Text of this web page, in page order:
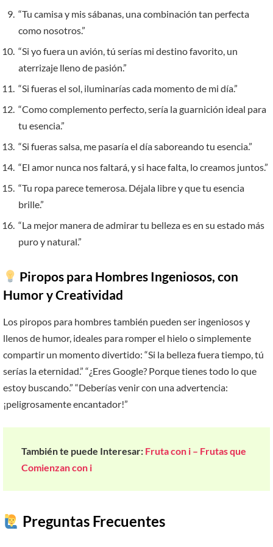
“Tu camisa y mis sábanas, una combinación tan perfecta
como nosotros.”
“Si yo fuera un avión, tú serías mi destino favorito, un
aterrizaje lleno de pasión.”
“Si fueras el sol, iluminarías cada momento de mi día.”
“Como complemento perfecto, sería la guarnición ideal para
tu esencia.”
“Si fueras salsa, me pasaría el día saboreando tu esencia.”
“El amor nunca nos faltará, y si hace falta, lo creamos juntos.”
“Tu ropa parece temerosa. Déjala libre y que tu esencia
brille.”
“La mejor manera de admirar tu belleza es en su estado más
puro y natural.”
Piropos para Hombres Ingeniosos, con
Humor y Creatividad
Los piropos para hombres también pueden ser ingeniosos y
llenos de humor, ideales para romper el hielo o simplemente
compartir un momento divertido: “Si la belleza fuera tiempo, tú
serías la eternidad.” “¿Eres Google? Porque tienes todo lo que
estoy buscando.” “Deberías venir con una advertencia:
¡peligrosamente encantador!”
También te puede Interesar: Fruta con i – Frutas que
Comienzan con i
Preguntas Frecuentes